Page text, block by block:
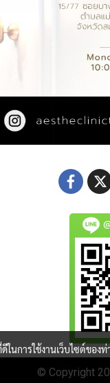
© Copyright
การใช้งานเว็บไซต์ของ